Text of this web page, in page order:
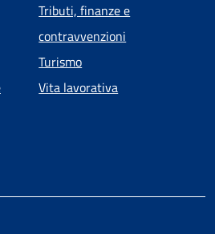
Tributi, finanze e
contravvenzioni
Turismo
Vita lavorativa